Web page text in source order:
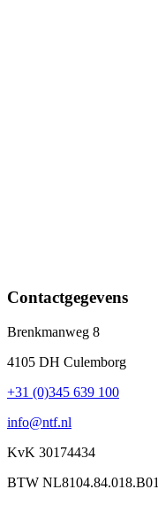
Contactgegevens
Brenkmanweg 8
4105 DH Culemborg
+31 (0)345 639 100
info@ntf.nl
KvK 30174434
BTW NL8104.84.018.B01